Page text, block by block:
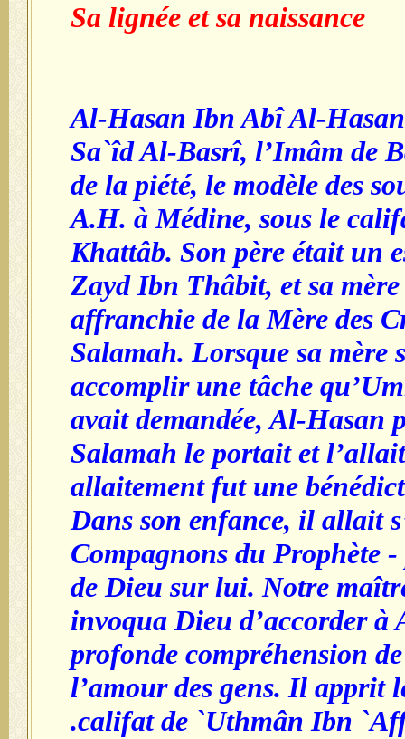
Sa lignée et sa naissance
Al-Hasan Ibn Abî Al-
Sa`îd Al-Basrî, l’Imâm de
de la piété, le modèle des
A.H. à Médine, sous le
Khattâb. Son père était un
Zayd Ibn Thâbit, et sa mère
affranchie de la Mère des
Salamah. Lorsque sa mère
accomplir une tâche
avait demandée, Al-Hasan
Salamah le portait et
allaitement fut une
Dans son enfance, il allait
Compagnons du Prophète
de Dieu sur lui. Notre
invoqua Dieu d’accorder à
profonde compréhension
l’amour des gens. Il apprit
califat de `Uthmân Ibn